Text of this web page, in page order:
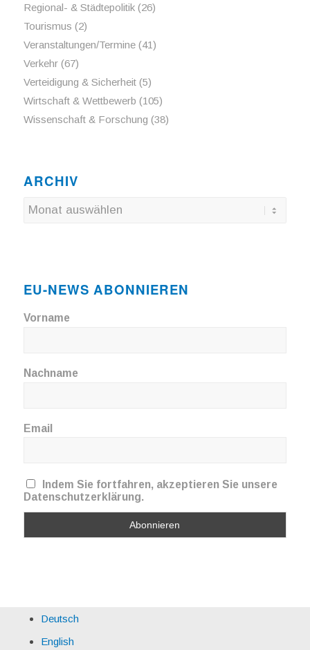
Regional- & Städtepolitik(26)
Tourismus (2)
Veranstaltungen/Termine(41)
Verkehr(67)
Verteidigung & Sicherheit(5)
Wirtschaft & Wettbewerb (105)
Wissenschaft & Forschung (38)
ARCHIV
EU-NEWS ABONNIEREN
Vorname
Nachname
Email
Indem Sie fortfahren, akzeptieren Sie unsere
Datenschutzerklärung.
Deutsch
English